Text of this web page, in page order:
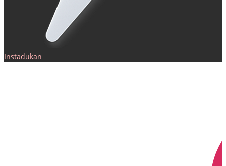
Instadukan